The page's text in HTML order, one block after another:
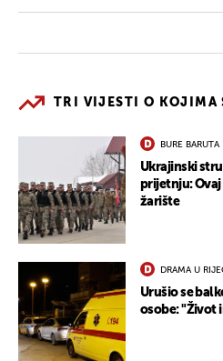
TRI VIJESTI O KOJIMA
BURE BARUTA
Ukrajinski
prijetnju: Ovaj
žarište
DRAMA U
Urušio se
osobe: "Život